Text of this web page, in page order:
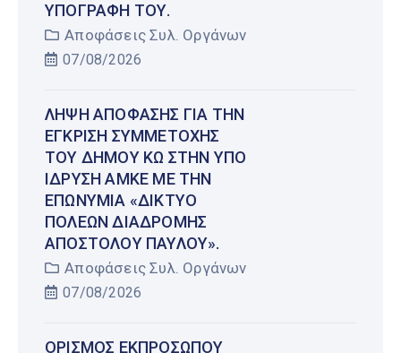
ΥΠΟΓΡΑΦΉ ΤΟΥ.
Αποφάσεις Συλ. Οργάνων
07/08/2026
ΛΉΨΗ ΑΠΌΦΑΣΗΣ ΓΙΑ ΤΗΝ
ΈΓΚΡΙΣΗ ΣΥΜΜΕΤΟΧΉΣ
ΤΟΥ ΔΉΜΟΥ ΚΩ ΣΤΗΝ ΥΠΌ
ΊΔΡΥΣΗ ΑΜΚΕ ΜΕ ΤΗΝ
ΕΠΩΝΥΜΊΑ «ΔΊΚΤΥΟ
ΠΌΛΕΩΝ ΔΙΑΔΡΟΜΉΣ
ΑΠΟΣΤΌΛΟΥ ΠΑΎΛΟΥ».
Αποφάσεις Συλ. Οργάνων
07/08/2026
ΟΡΙΣΜΌΣ ΕΚΠΡΟΣΏΠΟΥ